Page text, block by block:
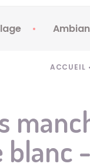
ACCUEIL •
blanc